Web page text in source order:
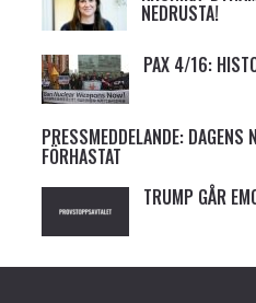
NEDRUSTA!
PAX 4/16:
PRESSMEDDELANDE: DAGENS
FÖRHASTAT
TRUMP GÅR